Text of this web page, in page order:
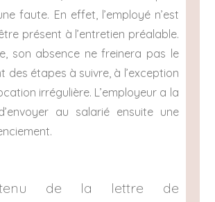
faute. En effet, l’employé n’est
présent à l’entretien préalable.
son absence ne freinera pas le
des étapes à suivre, à l’exception
irrégulière. L’employeur a la
au salarié ensuite une
de la lettre de